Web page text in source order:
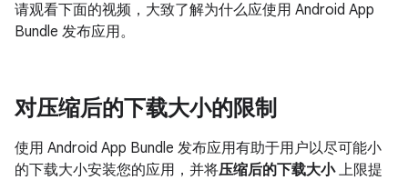
请观看下面的视频，大致了解为什么应使用 Android App
Bundle 发布应用。
对压缩后的下载大小的限制
使用 Android App Bundle 发布应用有助于用户以尽可能小
的下载大小安装您的应用，并将压缩后的下载大小上限提